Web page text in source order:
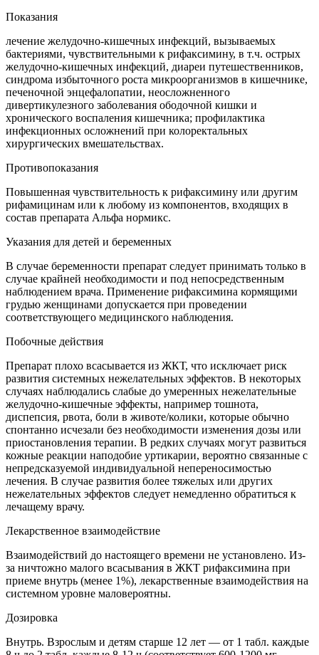
Показания
лечение желудочно-кишечных инфекций, вызываемых
бактериями, чувствительными к рифаксимину, в т.ч. острых
желудочно-кишечных инфекций, диареи путешественников,
синдрома избыточного роста микроорганизмов в кишечнике,
печеночной энцефалопатии, неосложненного
дивертикулезного заболевания ободочной кишки и
хронического воспаления кишечника; профилактика
инфекционных осложнений при колоректальных
хирургических вмешательствах.
Противопоказания
Повышенная чувствительность к рифаксимину или другим
рифамицинам или к любому из компонентов, входящих в
состав препарата Альфа нормикс.
Указания для детей и беременных
В случае беременности препарат следует принимать только в
случае крайней необходимости и под непосредственным
наблюдением врача. Применение рифаксимина кормящими
грудью женщинами допускается при проведении
соответствующего медицинского наблюдения.
Побочные действия
Препарат плохо всасывается из ЖКТ, что исключает риск
развития системных нежелательных эффектов. В некоторых
случаях наблюдались слабые до умеренных нежелательные
желудочно-кишечные эффекты, например тошнота,
диспепсия, рвота, боли в животе/колики, которые обычно
спонтанно исчезали без необходимости изменения дозы или
приостановления терапии. В редких случаях могут развиться
кожные реакции наподобие уртикарии, вероятно связанные с
непредсказуемой индивидуальной непереносимостью
лечения. В случае развития более тяжелых или других
нежелательных эффектов следует немедленно обратиться к
лечащему врачу.
Лекарственное взаимодействие
Взаимодействий до настоящего времени не установлено. Из-
за ничтожно малого всасывания в ЖКТ рифаксимина при
приеме внутрь (менее 1%), лекарственные взаимодействия на
системном уровне маловероятны.
Дозировка
Внутрь. Взрослым и детям старше 12 лет — от 1 табл. каждые